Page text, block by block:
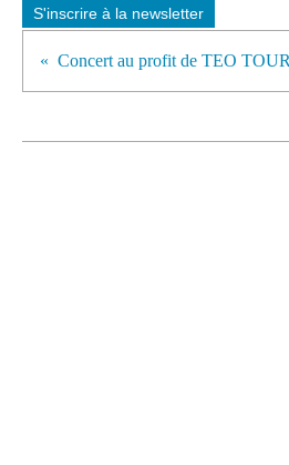
S'inscrire à la newsletter